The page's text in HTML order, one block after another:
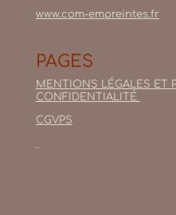
www.com-empreintes.fr
PAGES
MENTIONS LÉGALES ET
CONFIDENTIALITÉ
CGVPS